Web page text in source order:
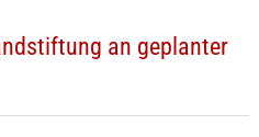
an geplanter